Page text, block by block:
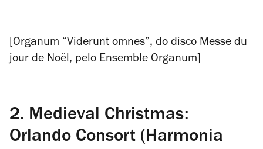
[Organum “Viderunt omnes”, do disco Messe du
jour de Noël, pelo Ensemble Organum]
2. Medieval Christmas:
Orlando Consort (Harmonia